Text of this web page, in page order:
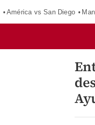
América vs San Diego